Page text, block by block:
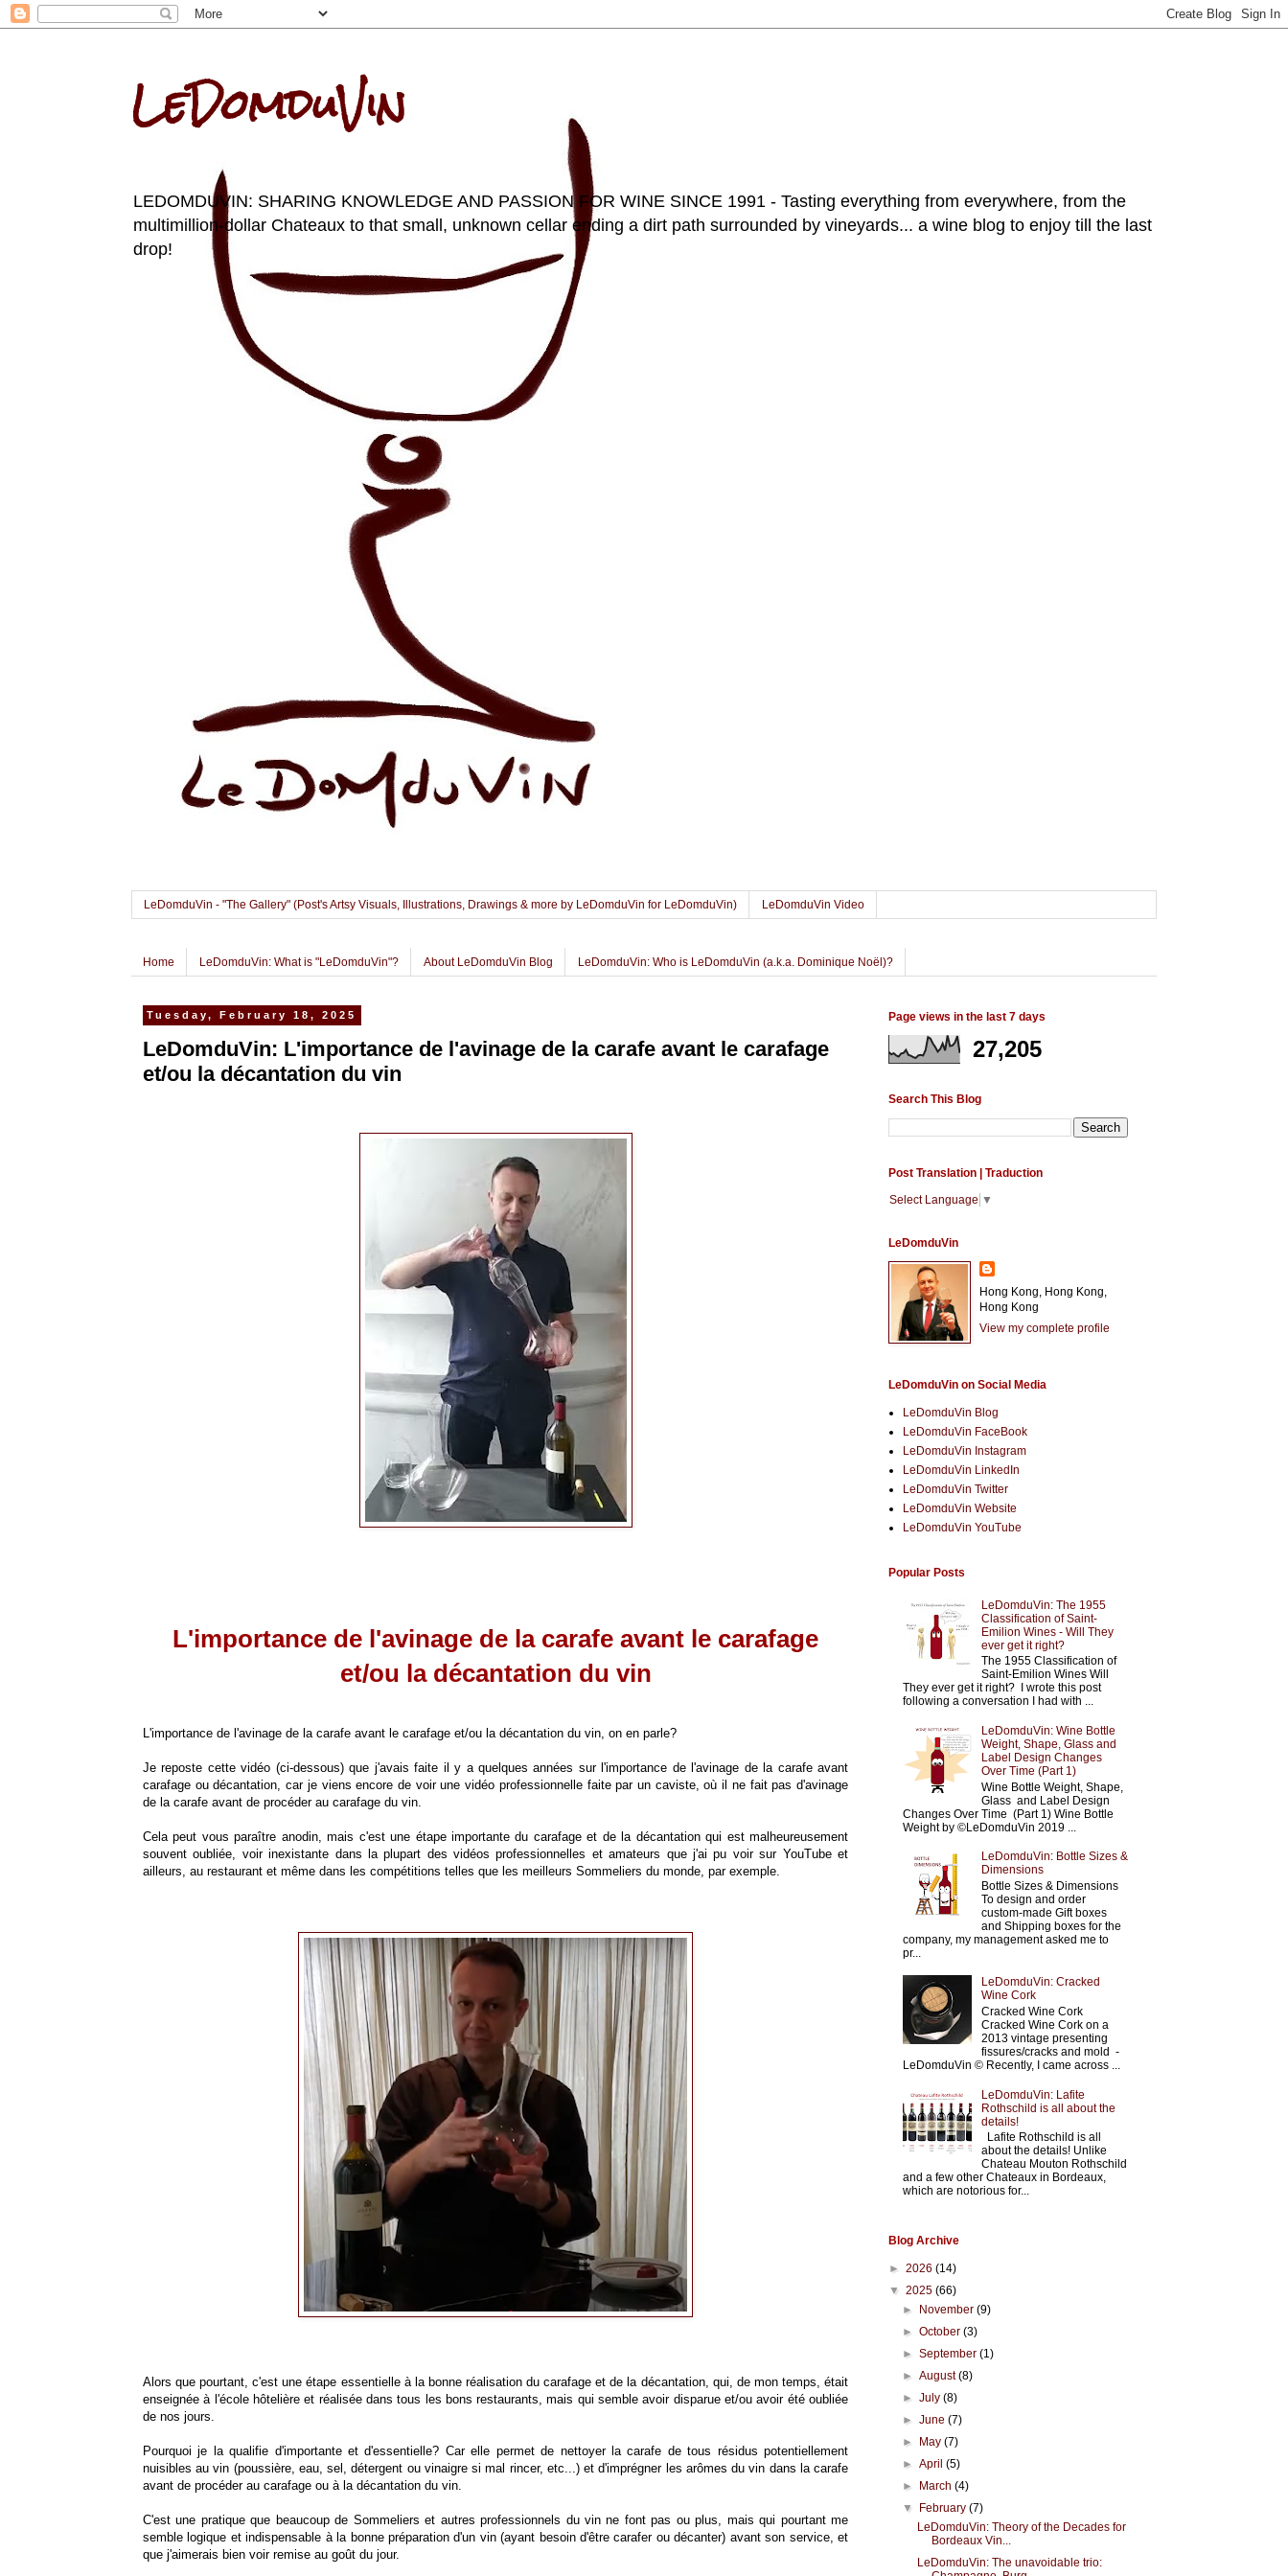
LeDomduVin
LEDOMDUVIN: SHARING KNOWLEDGE AND PASSION FOR WINE SINCE 1991 - Tasting everything from everywhere, from the
multimillion-dollar Chateaux to that small, unknown cellar ending a dirt path surrounded by vineyards... a wine blog to enjoy till the last
drop!
LeDomduVin - "The Gallery" (Post's Artsy Visuals, Illustrations, Drawings & more by LeDomduVin for LeDomduVin) LeDomduVin Video
Home LeDomduVin: What is "LeDomduVin"? About LeDomduVin Blog LeDomduVin: Who is LeDomduVin (a.k.a. Dominique Noël)?
Tuesday, February 18, 2025
LeDomduVin: L'importance de l'avinage de la carafe avant le carafage
et/ou la décantation du vin
L'importance de l'avinage de la carafe avant le carafage
et/ou la décantation du vin
L'importance de l'avinage de la carafe avant le carafage et/ou la décantation du vin, on en parle?
Je reposte cette vidéo (ci-dessous) que j'avais faite il y a quelques années sur l'importance de l'avinage de la carafe avant
carafage ou décantation, car je viens encore de voir une vidéo professionnelle faite par un caviste, où il ne fait pas d'avinage
de la carafe avant de procéder au carafage du vin.
Cela peut vous paraître anodin, mais c'est une étape importante du carafage et de la décantation qui est malheureusement
souvent oubliée, voir inexistante dans la plupart des vidéos professionnelles et amateurs que j'ai pu voir sur YouTube et
ailleurs, au restaurant et même dans les compétitions telles que les meilleurs Sommeliers du monde, par exemple.
Alors que pourtant, c'est une étape essentielle à la bonne réalisation du carafage et de la décantation, qui, de mon temps, était
enseignée à l'école hôtelière et réalisée dans tous les bons restaurants, mais qui semble avoir disparue et/ou avoir été oubliée
de nos jours.
Pourquoi je la qualifie d'importante et d'essentielle? Car elle permet de nettoyer la carafe de tous résidus potentiellement
nuisibles au vin (poussière, eau, sel, détergent ou vinaigre si mal rincer, etc...) et d'imprégner les arômes du vin dans la carafe
avant de procéder au carafage ou à la décantation du vin.
C'est une pratique que beaucoup de Sommeliers et autres professionnels du vin ne font pas ou plus, mais qui pourtant me
semble logique et indispensable à la bonne préparation d'un vin (ayant besoin d'être carafer ou décanter) avant son service, et
que j'aimerais bien voir remise au goût du jour.
Page views in the last 7 days
27,205
Search This Blog
Post Translation | Traduction
Select Language ▼
LeDomduVin
Hong Kong, Hong Kong,
Hong Kong
View my complete profile
LeDomduVin on Social Media
LeDomduVin Blog
LeDomduVin FaceBook
LeDomduVin Instagram
LeDomduVin LinkedIn
LeDomduVin Twitter
LeDomduVin Website
LeDomduVin YouTube
Popular Posts
LeDomduVin: The 1955
Classification of Saint-
Emilion Wines - Will They
ever get it right?
The 1955 Classification of
Saint-Emilion Wines Will
They ever get it right? I wrote this post
following a conversation I had with ...
LeDomduVin: Wine Bottle
Weight, Shape, Glass and
Label Design Changes
Over Time (Part 1)
Wine Bottle Weight, Shape,
Glass and Label Design
Changes Over Time (Part 1) Wine Bottle
Weight by ©LeDomduVin 2019 ...
LeDomduVin: Bottle Sizes &
Dimensions
Bottle Sizes & Dimensions
To design and order
custom-made Gift boxes
and Shipping boxes for the
company, my management asked me to
pr...
LeDomduVin: Cracked
Wine Cork
Cracked Wine Cork
Cracked Wine Cork on a
2013 vintage presenting
fissures/cracks and mold -
LeDomduVin © Recently, I came across ...
LeDomduVin: Lafite
Rothschild is all about the
details!
Lafite Rothschild is all
about the details! Unlike
Chateau Mouton Rothschild
and a few other Chateaux in Bordeaux,
which are notorious for...
Blog Archive
► 2026 (14)
▼ 2025 (66)
►
November(9)
►October(3)
►September(1)
►August(8)
►July(8)
►June(7)
►
May(7)
►April(5)
►
March(4)
▼
February(7)
LeDomduVin: Theory of the Decades for
Bordeaux Vin...
LeDomduVin: The unavoidable trio: